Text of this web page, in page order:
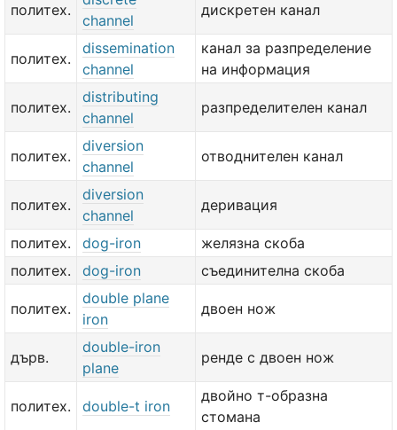
политех.
channel
дискретен канал
политех.
dissemination
channel
канал за разпределение
на информация
политех.
distributing
channel
разпределителен канал
политех.
diversion
channel
отводнителен канал
политех.
diversion
channel
деривация
политех. dog-iron
желязна скоба
политех.
dog-iron съединителна скоба
политех.
double plane
iron
двоен нож
дърв.
double-iron
plane
ренде с двоен нож
политех. double-t iron
двойно т-образна
стомана